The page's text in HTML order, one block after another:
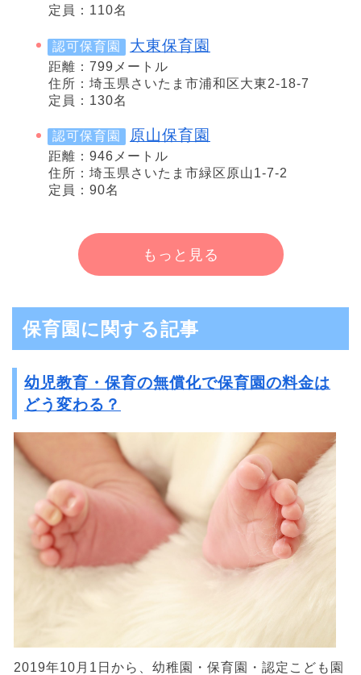
定員：110名
認可保育園 大東保育園
距離：799メートル
住所：埼玉県さいたま市浦和区大東2-18-7
定員：130名
認可保育園 原山保育園
距離：946メートル
住所：埼玉県さいたま市緑区原山1-7-2
定員：90名
もっと見る
保育園に関する記事
幼児教育・保育の無償化で保育園の料金は
どう変わる？
2019年10月1日から、幼稚園・保育園・認定こども園